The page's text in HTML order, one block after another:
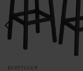
BARSTOLER